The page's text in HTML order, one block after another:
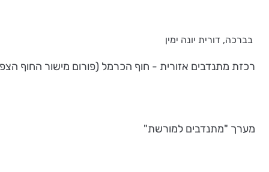
בברכה, דורית יונה ימין
רכזת מתנדבים אזורית - חוף הכרמל (פורום מישור החוף
מערך "מתנדבים למורשת"